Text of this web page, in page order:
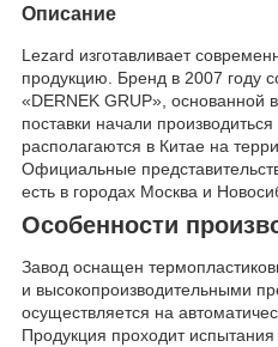
Описание
Lezard изготавливает
продукцию. Бренд в 2007 году
«DERNEK GRUP», основанной
поставки начали
располагаются в Китае на
Официальные
есть в городах Москва и
Особенности
Завод оснащен
и высокопроизводительными
осуществляется на
Продукция проходит